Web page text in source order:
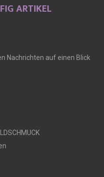
ARTIKEL
Nachrichten auf einen Blick